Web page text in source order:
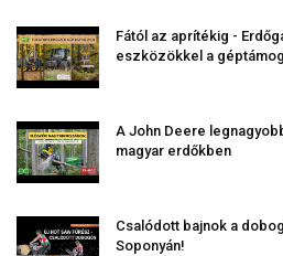
Fától az aprítékig -
eszközökkel a
A John Deere
magyar erdőkben
Csalódott bajnok a
Soponyán!